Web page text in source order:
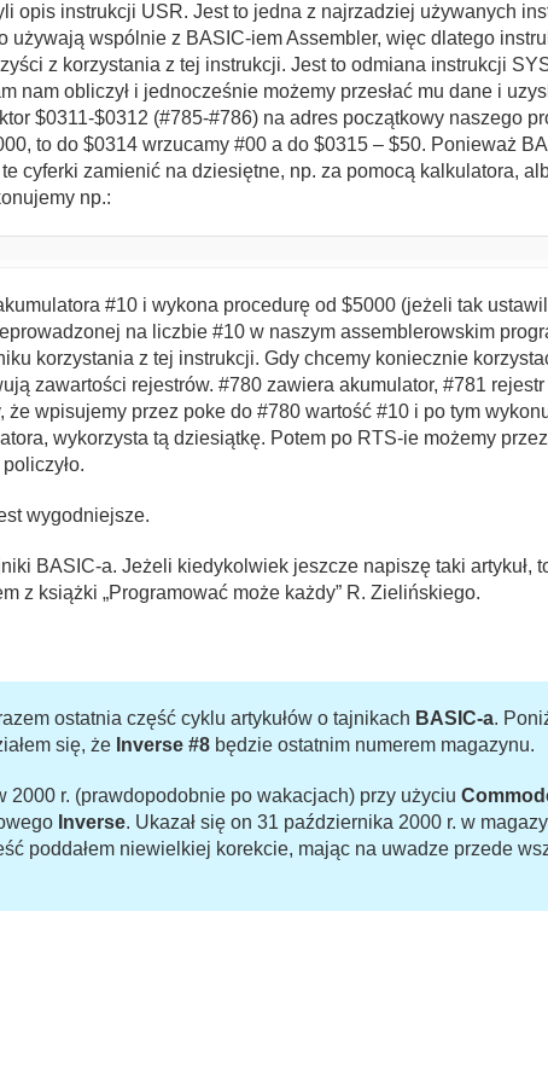
opis instrukcji USR. Jest to jedna z najrzadziej używanych
używają wspólnie z BASIC-iem Assembler, więc dlatego
z korzystania z tej instrukcji. Jest to odmiana instrukcji
nam obliczył i jednocześnie możemy przesłać mu dane i
$0311-$0312 (#785-#786) na adres początkowy naszego
to do $0314 wrzucamy #00 a do $0315 – $50. Ponieważ
cyferki zamienić na dziesiętne, np. za pomocą kalkulatora,
np.:
#10 i wykona procedurę od $5000 (jeżeli tak
na liczbie #10 w naszym assemblerowskim
korzystania z tej instrukcji. Gdy chcemy koniecznie
zawartości rejestrów. #780 zawiera akumulator, #781
że wpisujemy przez poke do #780 wartość #10 i po tym
wykorzysta tą dziesiątkę. Potem po RTS-ie możemy
wygodniejsze.
BASIC-a. Jeżeli kiedykolwiek jeszcze napiszę taki artykuł,
z książki „Programować może każdy” R. Zielińskiego.
ostatnia część cyklu artykułów o tajnikach BASIC-a.
się, że Inverse #8będzie ostatnim numerem magazynu.
2000 r. (prawdopodobnie po wakacjach) przy użyciu
Inverse. Ukazał się on 31 października 2000 r. w
poddałem niewielkiej korekcie, mając na uwadze przede